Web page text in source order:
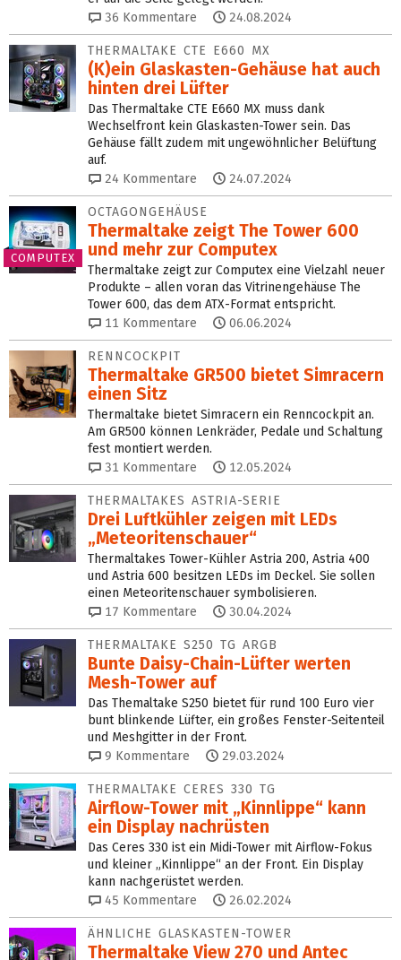
36 Kommentare 24.08.2024
THERMALTAKE CTE E660 MX
(K)ein Glaskasten-Gehäuse hat auch
hinten drei Lüfter
Das Thermaltake CTE E660 MX muss dank
Wechselfront kein Glaskasten-Tower sein. Das
Gehäuse fällt zudem mit ungewöhnlicher Belüftung
auf.
24 Kommentare 24.07.2024
COMPUTEX
OCTAGONGEHÄUSE
Thermaltake zeigt The Tower 600
und mehr zur Computex
Thermaltake zeigt zur Computex eine Vielzahl neuer
Produkte – allen voran das Vitrinengehäuse The
Tower 600, das dem ATX-Format entspricht.
11 Kommentare 06.06.2024
RENNCOCKPIT
Thermaltake GR500 bietet Simracern
einen Sitz
Thermaltake bietet Simracern ein Renncockpit an.
Am GR500 können Lenkräder, Pedale und Schaltung
fest montiert werden.
31 Kommentare 12.05.2024
THERMALTAKES ASTRIA-SERIE
Drei Luftkühler zeigen mit LEDs
„Meteoritenschauer“
Thermaltakes Tower-Kühler Astria 200, Astria 400
und Astria 600 besitzen LEDs im Deckel. Sie sollen
einen Meteoritenschauer symbolisieren.
17 Kommentare 30.04.2024
THERMALTAKE S250 TG ARGB
Bunte Daisy-Chain-Lüfter werten
Mesh-Tower auf
Das Themaltake S250 bietet für rund 100 Euro vier
bunt blinkende Lüfter, ein großes Fenster-Seitenteil
und Meshgitter in der Front.
9 Kommentare 29.03.2024
THERMALTAKE CERES 330 TG
Airflow-Tower mit „Kinnlippe“ kann
ein Display nachrüsten
Das Ceres 330 ist ein Midi-Tower mit Airflow-Fokus
und kleiner „Kinnlippe“ an der Front. Ein Display
kann nachgerüstet werden.
45 Kommentare 26.02.2024
ÄHNLICHE GLASKASTEN-TOWER
Thermaltake View 270 und Antec